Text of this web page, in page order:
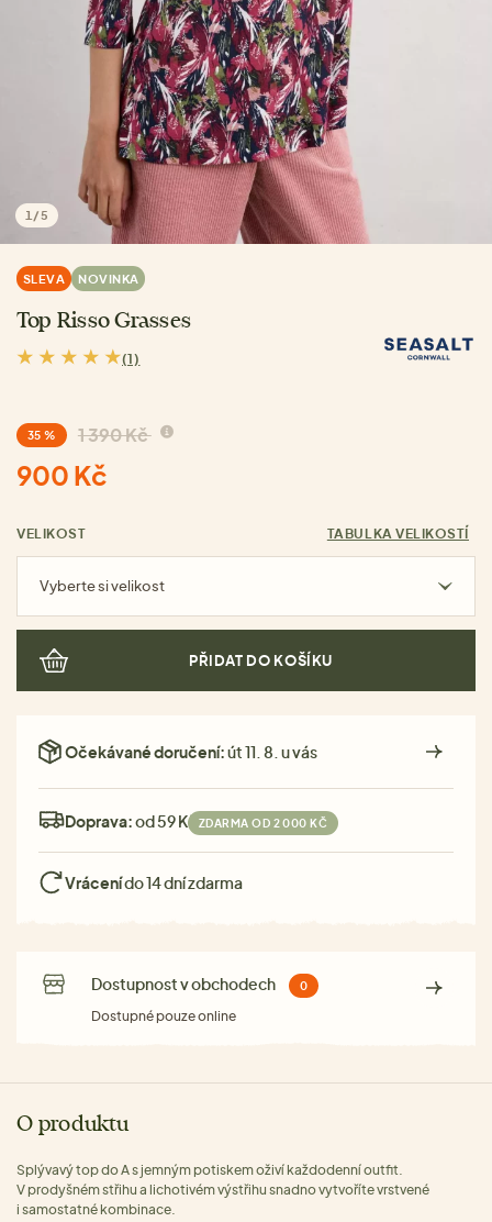
1 /5
SLEVA NOVINKA
Top Risso Grasses
(1)
35 % 1 390 Kč
900 Kč
VELIKOST TABULKA VELIKOSTÍ
Vyberte si velikost
PŘIDAT DO KOŠÍKU
Očekávané doručení:út 11. 8. u vás
Doprava:od 59 Kč ZDARMA OD 2 000 KČ
Vrácenído 14 dní zdarma
Dostupnost v obchodech 0
Dostupné pouze online
O produktu
Splývavý top do A s jemným potiskem oživí každodenní outfit.
V prodyšném střihu a lichotivém výstřihu snadno vytvoříte vrstvené
i samostatné kombinace.